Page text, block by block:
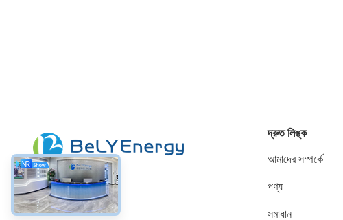
সোশ্যাল মিডিয়া
দ্রুত লিঙ্ক
আমাদের সম্পর্কে
পণ্য
সমাধান